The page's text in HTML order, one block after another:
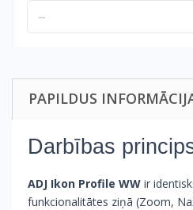
PAPILDUS
Darbības
ADJ Ikon Profile WW ir
funkcionalitātes ziņā (Zoom,